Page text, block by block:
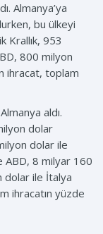
Almanya’ya
bu ülkeyi
Krallık, 953
800 milyon
ihracat, toplam
aldı.
dolar
dolar ile
ABD, 8 milyar 160
dolar ile İtalya
ihracatın yüzde